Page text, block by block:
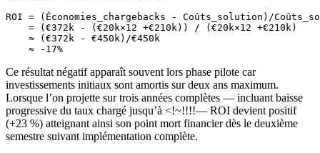
ROI = (Économies_chargebacks - Coûts_solution)/
    = (€372k - (€20k×12 +€210k)) / (€20k×12 +€210k)
    ≈ (€372k - €450k)/€450k
Ce résultat négatif apparaît souvent lors phase pilote car
investissements initiaux sont amortis sur deux ans maximum.
Lorsque l’on projette sur trois années complètes — incluant baisse
progressive du taux chargé jusqu’à <­!­~­!­!­!­!­­— ROI devient positif
(+23 %) atteignant ainsi son point mort financier dès le deuxième
semestre suivant implémentation complète.